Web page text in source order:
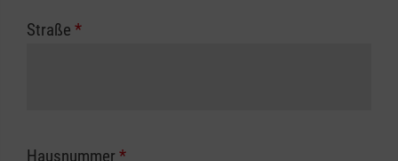
Straße *
Hausnummer *